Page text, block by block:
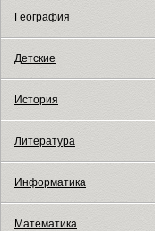
География
Детские
История
Литература
Информатика
Математика